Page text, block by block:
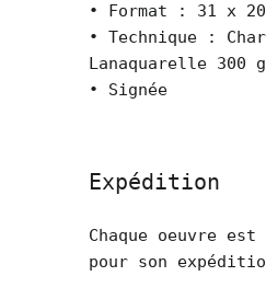
• Format : 31 x
• Technique :
Lanaquarelle 300 g
• Signée
Expédition
Chaque oeuvre
pour son